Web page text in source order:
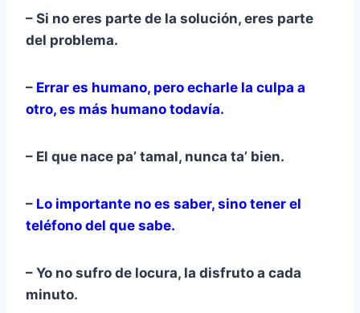
– Si no eres parte de la solución, eres parte
del problema.
– Errar es humano, pero echarle la culpa a
otro, es más humano todavía.
– El que nace pa’ tamal, nunca ta’ bien.
– Lo importante no es saber, sino tener el
teléfono del que sabe.
– Yo no sufro de locura, la disfruto a cada
minuto.